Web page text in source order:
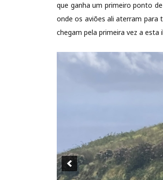
que ganha um primeiro ponto
onde os aviões ali aterram para
chegam pela primeira vez a